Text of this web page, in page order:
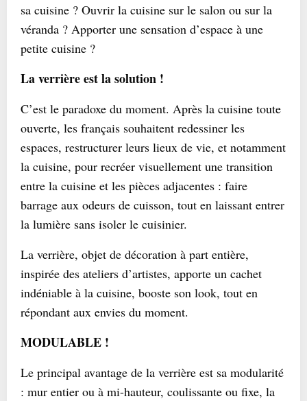
sa cuisine ? Ouvrir la cuisine sur le salon ou sur la
véranda ? Apporter une sensation d’espace à une
petite cuisine ?
La verrière est la solution !
C’est le paradoxe du moment. Après la cuisine toute
ouverte, les français souhaitent redessiner les
espaces, restructurer leurs lieux de vie, et notamment
la cuisine, pour recréer visuellement une transition
entre la cuisine et les pièces adjacentes : faire
barrage aux odeurs de cuisson, tout en laissant entrer
la lumière sans isoler le cuisinier.
La verrière, objet de décoration à part entière,
inspirée des ateliers d’artistes, apporte un cachet
indéniable à la cuisine, booste son look, tout en
répondant aux envies du moment.
MODULABLE !
Le principal avantage de la verrière est sa modularité
: mur entier ou à mi-hauteur, coulissante ou fixe, la